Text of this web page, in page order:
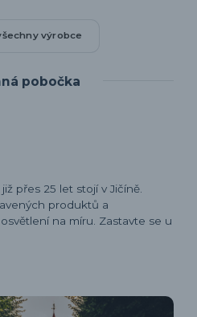
výrobce
pobočka
přes 25 let stojí v Jičíně.
produktů a
na míru. Zastavte se u